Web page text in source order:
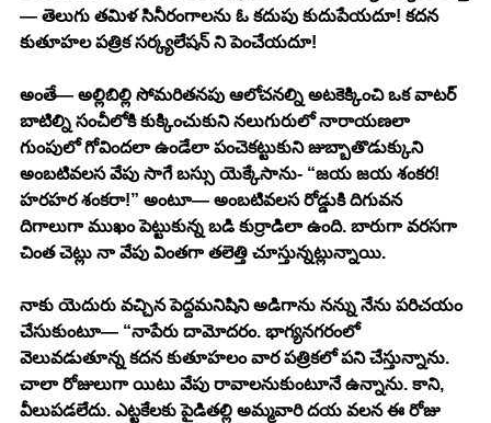
— తెలుగు తమిళ సినీరంగాలను ఓ కదుపు కుదుపేయదూ! కదన
కుతూహల పత్రిక సర్క్యలేషన్ ని పెంచేయదూ!
అంతే— అల్లిబిల్లి సోమరితనపు ఆలోచనల్ని అటకెక్కించి ఒక వాటర్
బాటిల్ని సంచీలోకి కుక్కించుకుని నలుగురులో నారాయణలా
గుంపులో గోవిందలా ఉండేలా పంచెకట్టుకుని జుబ్బాతొడుక్కుని
అంబటివలస వేపు సాగే బస్సు యెక్కేసాను- “జయ జయ శంకర!
హరహర శంకరా!” అంటూ— అంబటివలస రోడ్డుకి దిగువన
దిగాలుగా ముఖం పెట్టుకున్న బడి కుర్రాడిలా ఉంది. బారుగా వరసగా
చింత చెట్లు నా వేపు వింతగా తలెత్తి చూస్తున్నట్లున్నాయి.
నాకు యెదురు వచ్చిన పెద్దమనిషిని అడిగాను నన్ను నేను పరిచయం
చేసుకుంటూ— “నాపేరు దామోదరం. భాగ్యనగరంలో
వెలువడుతూన్న కదన కుతూహలం వార పత్రికలో పని చేస్తున్నాను.
చాలా రోజులుగా యిటు వేపు రావాలనుకుంటూనే ఉన్నాను. కాని,
వీలుపడలేదు. ఎట్టకేలకు పైడితల్లి అమ్మవారి దయ వలన ఈ రోజు